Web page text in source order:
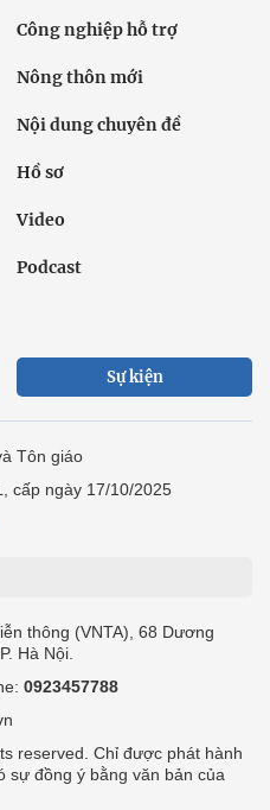
Công nghiệp hỗ trợ
Nông thôn mới
Nội dung chuyên đề
Hồ sơ
Video
Podcast
Sự kiện
Tôn giáo
cấp ngày 17/10/2025
thông (VNTA), 68 Dương
Hà Nội.
0923457788
reserved. Chỉ được phát hành
sự đồng ý bằng văn bản của